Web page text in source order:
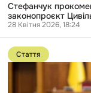
Стефанчук
законопроєкт
28 Квітня 2026, 18:24
Перейти
до
публікації
«Це
Стаття